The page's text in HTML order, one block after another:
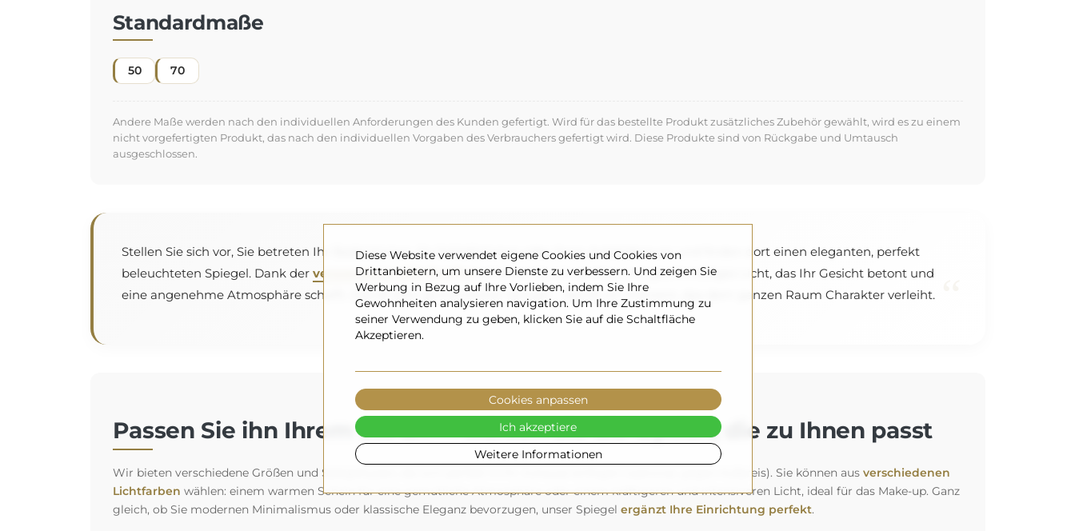
Standardmaße
50 70
Andere Maße werden nach den individuellen Anforderungen des Kunden gefertigt. Wird für das bestellte Produkt zusätzliches Zubehör gewählt, wird es zu einem
nicht vorgefertigten Produkt, das nach den individuellen Vorgaben des Verbrauchers gefertigt wird. Diese Produkte sind von Rückgabe und Umtausch
ausgeschlossen.
Stellen Sie sich vor, Sie betreten Ihr Badezimmer, Ihr Schlafzimmer oder Ihren Ankleideraum und finden dort einen eleganten, perfekt
beleuchteten Spiegel. Dank der verwendeten LED-Streifenerhalten Sie ein sanftes und gleichmäßiges Licht, das Ihr Gesicht betont und
eine angenehme Atmosphäre schafft. Das ist kein gewöhnlicher Spiegel – das ist ein Element, das dem ganzen Raum Charakter verleiht.
Passen Sie ihn Ihrem Stil an — wählen Sie die Option, die zu Ihnen passt
Wir bieten verschiedene Größen und Spiegeltypen, die sich perfekt in Ihr Zuhause einfügen (optional, gegen Aufpreis). Sie können aus verschiedenen
Lichtfarben wählen: einem warmen Schein für eine gemütliche Atmosphäre oder einem kräftigeren und intensiveren Licht, ideal für das Make-up. Ganz
gleich, ob Sie modernen Minimalismus oder klassische Eleganz bevorzugen, unser Spiegel ergänzt Ihre Einrichtung perfekt.
Diese Website verwendet eigene Cookies und Cookies von
Drittanbietern, um unsere Dienste zu verbessern. Und zeigen Sie
Werbung in Bezug auf Ihre Vorlieben, indem Sie Ihre
Gewohnheiten analysieren navigation. Um Ihre Zustimmung zu
seiner Verwendung zu geben, klicken Sie auf die Schaltfläche
Akzeptieren.
Weitere Informationen
Cookies anpassen
Ich akzeptiere